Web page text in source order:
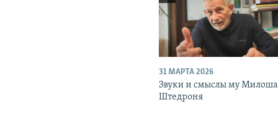
31 МАРТА 2026
Звуки и смыслы му Милоша
Штедроня